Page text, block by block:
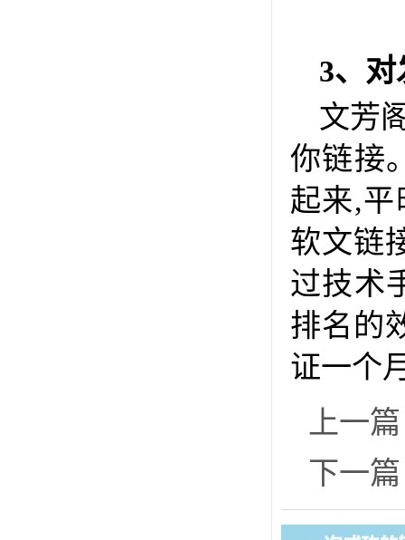
3、
文芳
你链接
起来,平
软文链
过技术
排名的
证一个
上一
下一